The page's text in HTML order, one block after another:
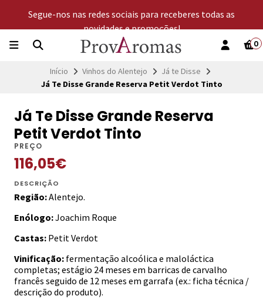
Segue-nos nas redes sociais para receberes todas as
novidades e promoções!
0
Início Vinhos do Alentejo
Já te Disse
Já Te Disse Grande Reserva Petit Verdot Tinto
Já Te Disse Grande Reserva
Petit Verdot Tinto
PREÇO
116,05€
DESCRIÇÃO
Região:Alentejo.
Enólogo:Joachim Roque
Castas: Petit Verdot
Vinificação: fermentação alcoólica e maloláctica
completas; estágio 24 meses em barricas de carvalho
francês seguido de 12 meses em garrafa (ex.: ficha técnica /
descrição do produto).